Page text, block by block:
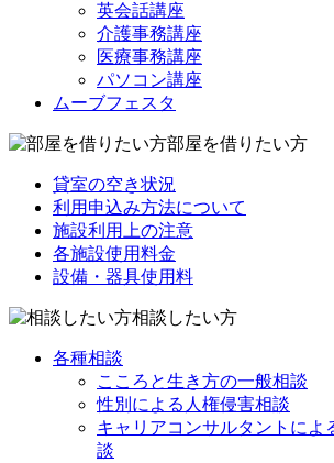
英会話講座
介護事務講座
医療事務講座
パソコン講座
ムーブフェスタ
部屋を借りたい方
貸室の空き状況
利用申込み方法について
施設利用上の注意
各施設使用料金
設備・器具使用料
相談したい方
各種相談
こころと生き方の一般相談
性別による人権侵害相談
キャリアコンサルタントによ
談